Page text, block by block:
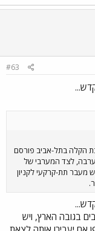
#63
הקלה בתל-אביב פורסם
לצד המערבי של
מעבר תת-קרקעי לקניון
בגובה הארץ, ויש